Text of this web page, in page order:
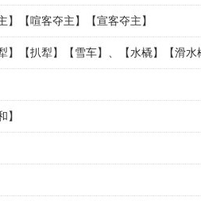
】【喧客夺主】【宣客夺主】
】【扒犁】【雪车】、【水橇】【滑水
】